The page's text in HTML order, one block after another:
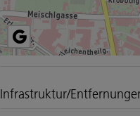
Infrastruktur/